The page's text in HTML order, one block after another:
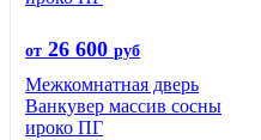
от 26 600 руб
Межкомнатная дверь
Ванкувер массив сосны
ироко ПГ